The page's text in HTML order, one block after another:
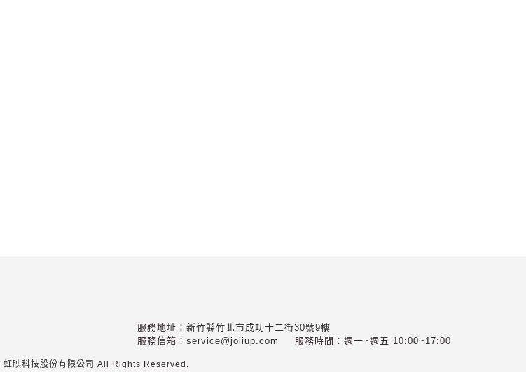
服務地址： 新竹縣竹北市成功十二街30號9樓
服務信箱： service@joiiup.com 服務時間：週一~週五 10:00~17:00
虹映科技股份有限公司 All Rights Reserved.